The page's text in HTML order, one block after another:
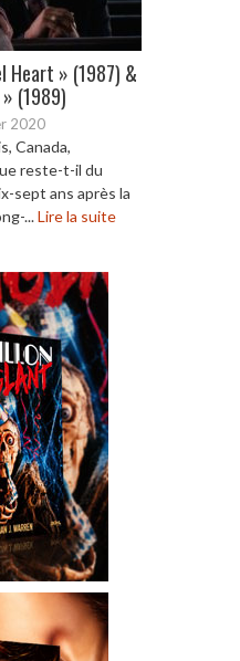
Heart » (1987) &
(1989)
2020
Canada,
reste-t-il du
sept ans après la
...Lire la suite